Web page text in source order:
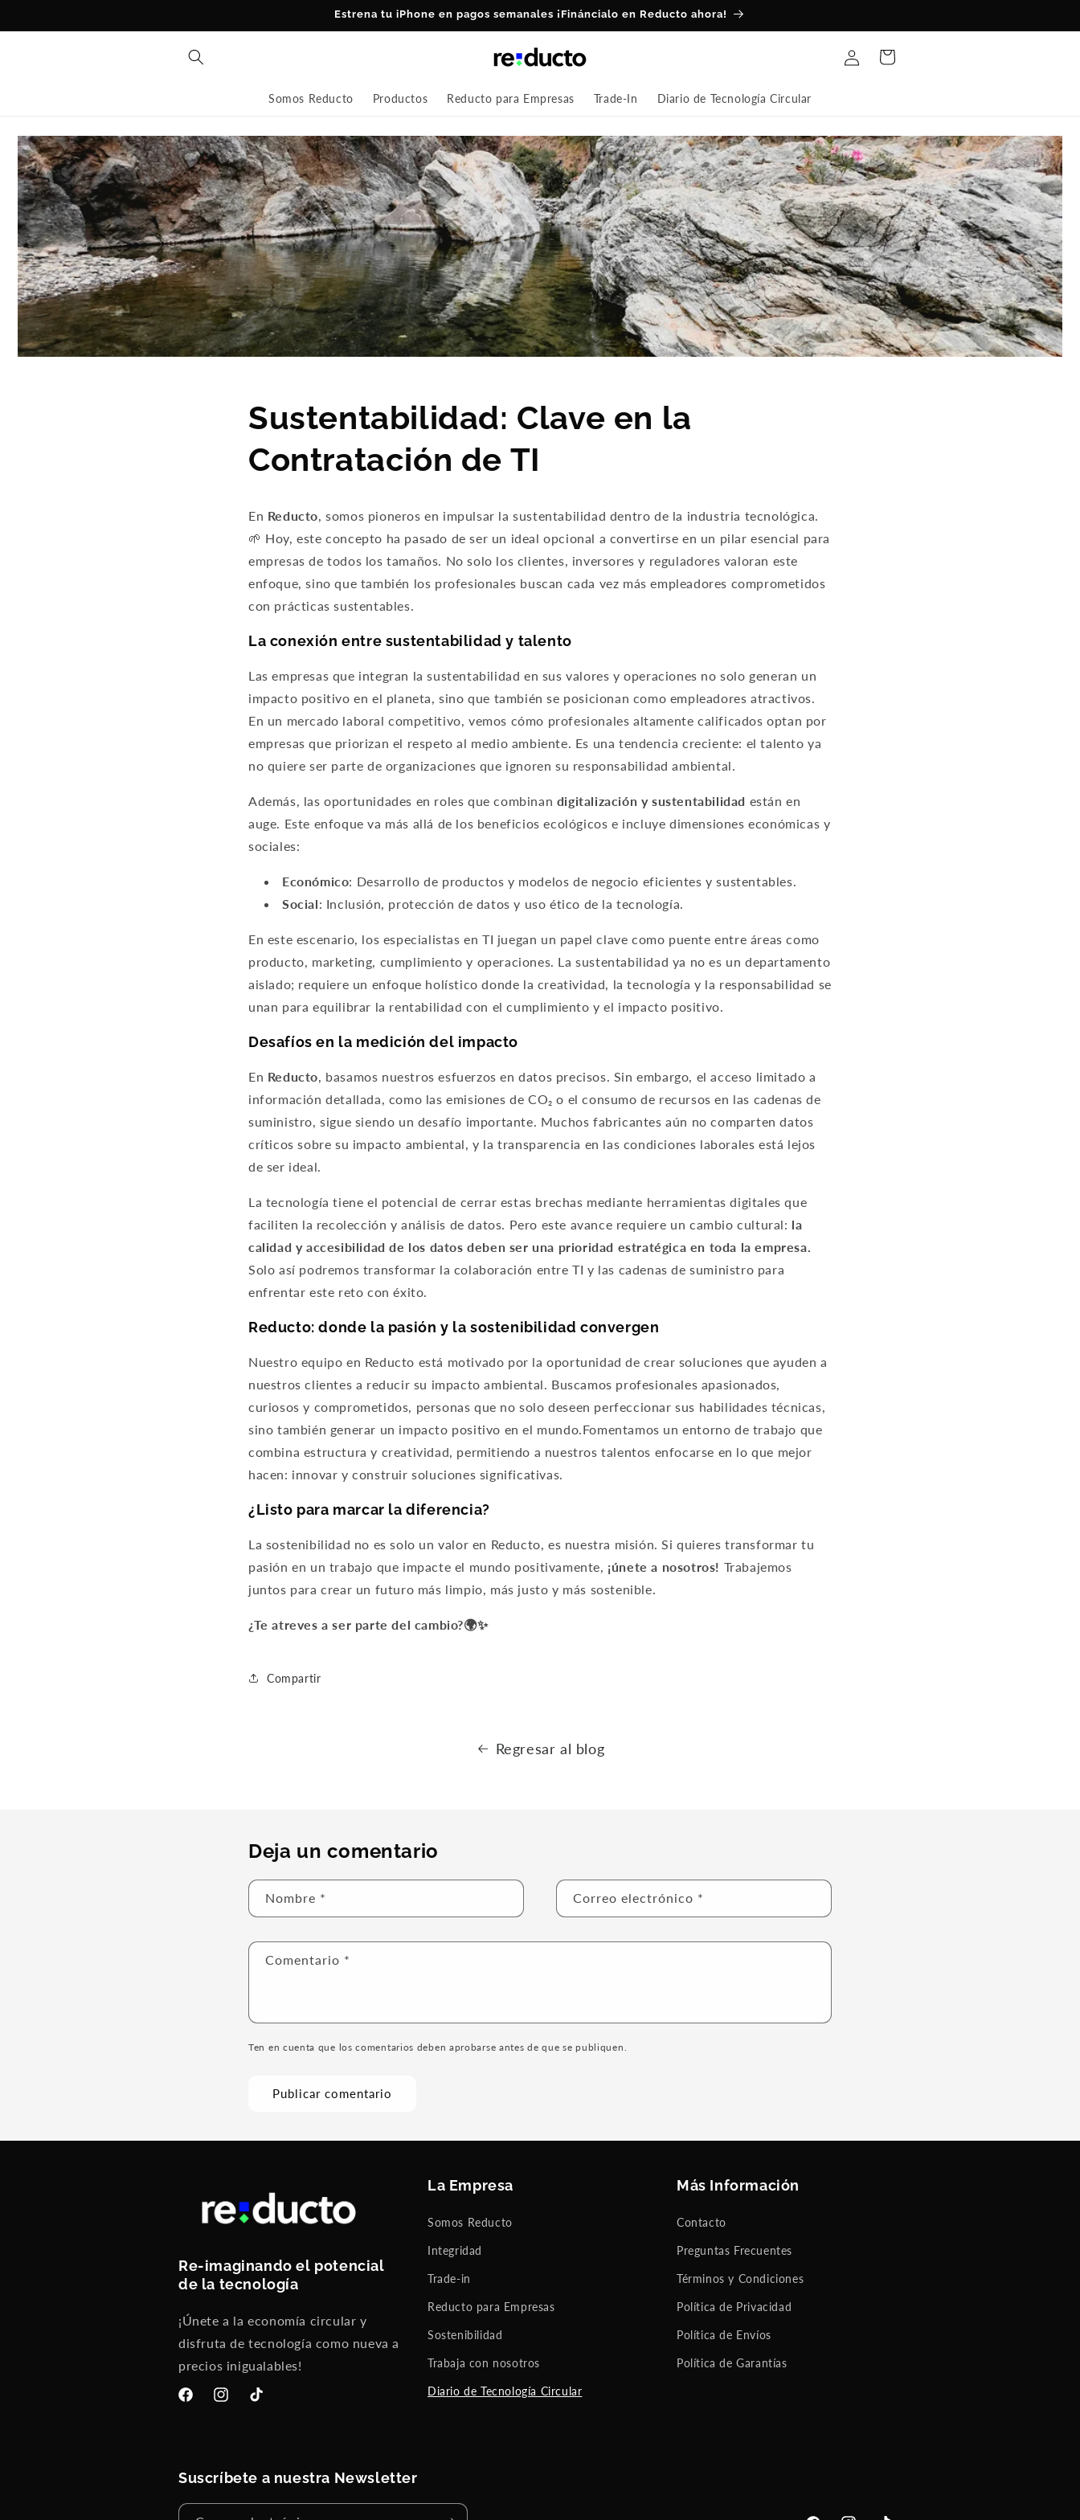
al contenido
Estrena tu iPhone en pagos semanales ¡Fináncialo en Reducto ahora!
Somos Reducto Productos Reducto para Empresas Trade-In Diario de Tecnología Circular
sesión
Carrito
Sustentabilidad: Clave en la
Contratación de TI
En Reducto, somos pioneros en impulsar la sustentabilidad dentro de la industria tecnológica.
🌱 Hoy, este concepto ha pasado de ser un ideal opcional a convertirse en un pilar esencial para
empresas de todos los tamaños. No solo los clientes, inversores y reguladores valoran este
enfoque, sino que también los profesionales buscan cada vez más empleadores comprometidos
con prácticas sustentables.
La conexión entre sustentabilidad y talento
Las empresas que integran la sustentabilidad en sus valores y operaciones no solo generan un
impacto positivo en el planeta, sino que también se posicionan como empleadores atractivos.
En un mercado laboral competitivo, vemos cómo profesionales altamente calificados optan por
empresas que priorizan el respeto al medio ambiente. Es una tendencia creciente: el talento ya
no quiere ser parte de organizaciones que ignoren su responsabilidad ambiental.
Además, las oportunidades en roles que combinan digitalización y sustentabilidad están en
auge. Este enfoque va más allá de los beneficios ecológicos e incluye dimensiones económicas y
sociales:
Económico: Desarrollo de productos y modelos de negocio eficientes y sustentables.
Social: Inclusión, protección de datos y uso ético de la tecnología.
En este escenario, los especialistas en TI juegan un papel clave como puente entre áreas como
producto, marketing, cumplimiento y operaciones. La sustentabilidad ya no es un departamento
aislado; requiere un enfoque holístico donde la creatividad, la tecnología y la responsabilidad se
unan para equilibrar la rentabilidad con el cumplimiento y el impacto positivo.
Desafíos en la medición del impacto
En Reducto, basamos nuestros esfuerzos en datos precisos. Sin embargo, el acceso limitado a
información detallada, como las emisiones de CO₂ o el consumo de recursos en las cadenas de
suministro, sigue siendo un desafío importante. Muchos fabricantes aún no comparten datos
críticos sobre su impacto ambiental, y la transparencia en las condiciones laborales está lejos
de ser ideal.
La tecnología tiene el potencial de cerrar estas brechas mediante herramientas digitales que
faciliten la recolección y análisis de datos. Pero este avance requiere un cambio cultural: la
calidad y accesibilidad de los datos deben ser una prioridad estratégica en toda la empresa.
Solo así podremos transformar la colaboración entre TI y las cadenas de suministro para
enfrentar este reto con éxito.
Reducto: donde la pasión y la sostenibilidad convergen
Nuestro equipo en Reducto está motivado por la oportunidad de crear soluciones que ayuden a
nuestros clientes a reducir su impacto ambiental. Buscamos profesionales apasionados,
curiosos y comprometidos, personas que no solo deseen perfeccionar sus habilidades técnicas,
sino también generar un impacto positivo en el mundo.Fomentamos un entorno de trabajo que
combina estructura y creatividad, permitiendo a nuestros talentos enfocarse en lo que mejor
hacen: innovar y construir soluciones significativas.
¿Listo para marcar la diferencia?
La sostenibilidad no es solo un valor en Reducto, es nuestra misión. Si quieres transformar tu
pasión en un trabajo que impacte el mundo positivamente, ¡únete a nosotros! Trabajemos
juntos para crear un futuro más limpio, más justo y más sostenible.
¿Te atreves a ser parte del cambio?🌍✨
Compartir
Regresar al blog
Deja un comentario
Nombre * Correo electrónico *
Comentario *
Ten en cuenta que los comentarios deben aprobarse antes de que se publiquen.
Re-imaginando el potencial
de la tecnología
¡Únete a la economía circular y
disfruta de tecnología como nueva a
precios inigualables!
FacebookInstagramTikTok
La Empresa
Somos Reducto
Integridad
Trade-in
Reducto para Empresas
Sostenibilidad
Trabaja con nosotros
Diario de Tecnología Circular
Más Información
Contacto
Preguntas Frecuentes
Términos y Condiciones
Política de Privacidad
Política de Envíos
Política de Garantías
Suscríbete a nuestra Newsletter